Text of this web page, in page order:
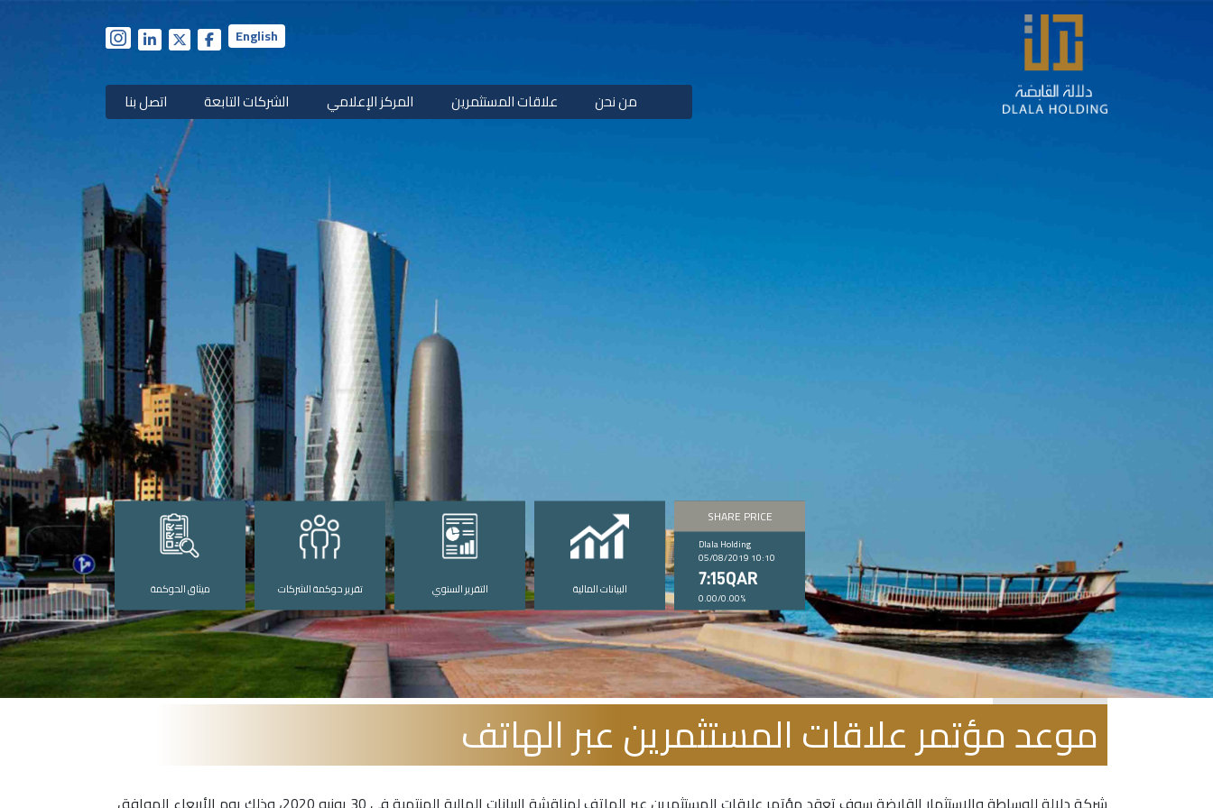
English
من نحن علاقات المستثمرين المركز الإعلامي الشركات التابعة اتصل بنا
SHARE PRICE
Dlala Holding
05/08/2019 10:10
7:15QAR
0.00/0.00%
البيانات المالية التقرير السنوي تقرير حوكمة الشركات ميثاق الحوكمة
أغسطس 5, 2020
موعد مؤتمر علاقات المستثمرين عبر الهاتف